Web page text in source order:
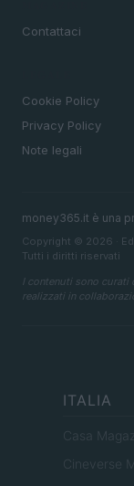
Contattaci
Cookie Policy
Privacy Policy
Note legali
money365.it è una
Copyright © 2026 ·
Tutti i diritti riservati
I contenuti sono curati
realizzati in
ITALIA
Casa
Cineverse